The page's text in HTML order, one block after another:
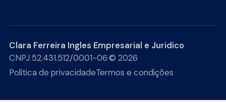
Clara Ferreira Ingles Empresarial e Juridico·
CNPJ 52.431.512/0001-06·© 2026
Política de privacidadeTermos e condições